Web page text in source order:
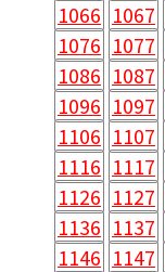
1066 1067
1076 1077
1086 1087
1096 1097
1106 1107
1116 1117
1126 1127
1136 1137
1146 1147